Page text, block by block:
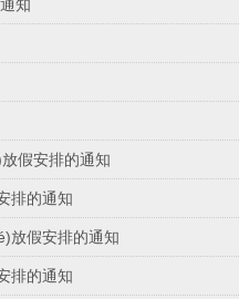
知
假安排的通知
排的通知
放假安排的通知
排的通知